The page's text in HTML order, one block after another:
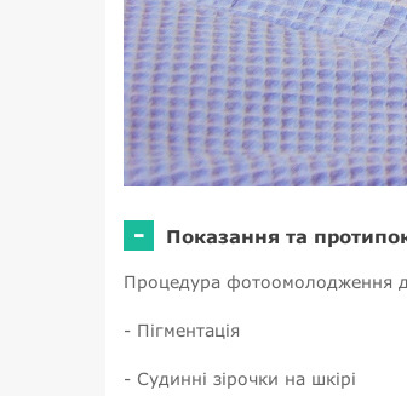
- Показання та
Процедура фотоомолодження
- Пігментація
- Судинні зірочки на шкірі